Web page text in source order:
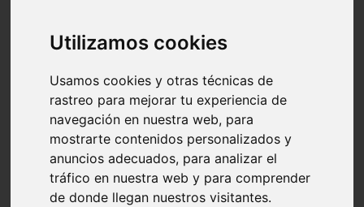
Utilizamos cookies
Usamos cookies y otras técnicas de
rastreo para mejorar tu experiencia de
navegación en nuestra web, para
mostrarte contenidos personalizados y
anuncios adecuados, para analizar el
tráfico en nuestra web y para comprender
de donde llegan nuestros visitantes.
comportamiento
protagonistas
abandono
adopci n
ferias
higiene
snacks
acuario
iberzoo propet
comercios
estanques